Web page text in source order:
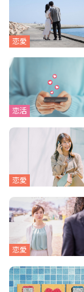
恋愛
恋活
恋愛
恋愛